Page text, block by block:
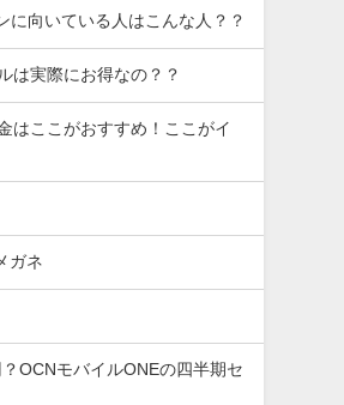
に向いている人はこんな人？？
は実際にお得なの？？
はここがおすすめ！ここがイ
ガネ
OCNモバイルONEの四半期セ